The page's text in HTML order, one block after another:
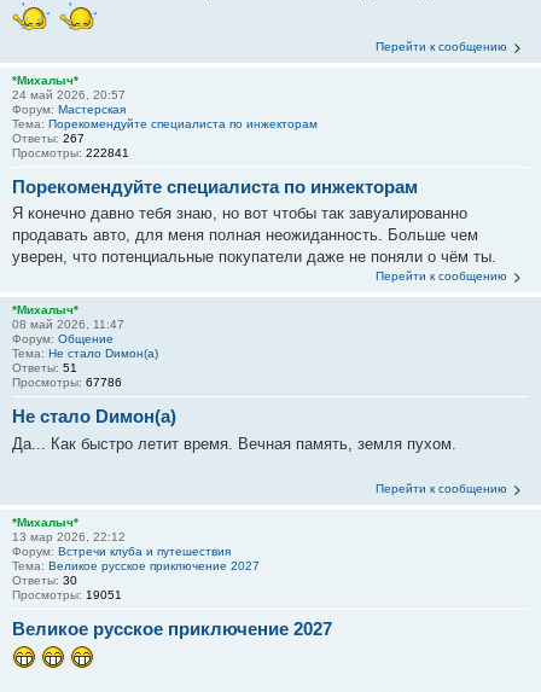
Перейти к сообщению
*Михалыч*
24 май 2026, 20:57
Форум: Мастерская
Тема: Порекомендуйте специалиста по инжекторам
Ответы: 267
Просмотры: 222841
Порекомендуйте специалиста по инжекторам
Я конечно давно тебя знаю, но вот чтобы так завуалированно
продавать авто, для меня полная неожиданность. Больше чем
уверен, что потенциальные покупатели даже не поняли о чём ты.
Перейти к сообщению
*Михалыч*
08 май 2026, 11:47
Форум: Общение
Тема: Не стало Dимон(а)
Ответы: 51
Просмотры: 67786
Не стало Dимон(а)
Да... Как быстро летит время. Вечная память, земля пухом.
Перейти к сообщению
*Михалыч*
13 мар 2026, 22:12
Форум: Встречи клуба и путешествия
Тема: Великое русское приключение 2027
Ответы: 30
Просмотры: 19051
Великое русское приключение 2027